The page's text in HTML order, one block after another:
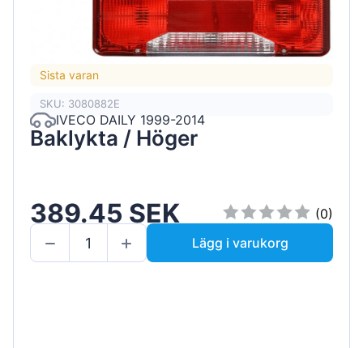
Sista varan
SKU: 3080882E
IVECO DAILY 1999-2014
Baklykta / Höger
389.45 SEK
(0)
Lägg i varukorg